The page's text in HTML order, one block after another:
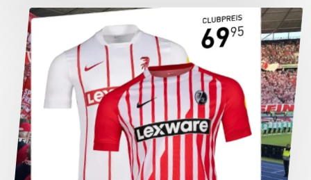
Dein
SC
Trikot
zum
Clubpreis!